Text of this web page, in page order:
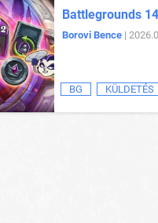
Battlegrounds
Borovi Bence |
BG KÜLDETÉS